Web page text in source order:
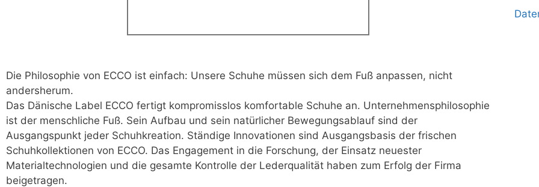
Die Philosophie von ECCO ist einfach: Unsere Schuhe müssen sich dem Fuß anpassen, nicht
andersherum.
Das Dänische Label ECCO fertigt kompromisslos komfortable Schuhe an. Unternehmensphilosophie
ist der menschliche Fuß. Sein Aufbau und sein natürlicher Bewegungsablauf sind der
Ausgangspunkt jeder Schuhkreation. Ständige Innovationen sind Ausgangsbasis der frischen
Schuhkollektionen von ECCO. Das Engagement in die Forschung, der Einsatz neuester
Materialtechnologien und die gesamte Kontrolle der Lederqualität haben zum Erfolg der Firma
beigetragen.